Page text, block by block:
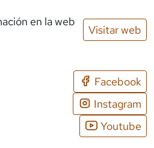
en la web
Visitar web
Facebook
Instagram
Youtube